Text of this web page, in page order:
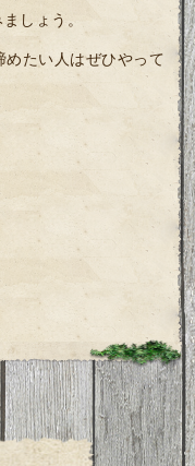
しょう。
たい人はぜひやって